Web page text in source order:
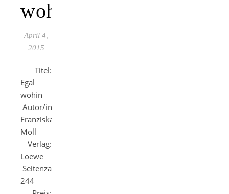
wohin
April 4,
2015
Titel:
Egal
wohin
Autor/in:
Franziska
Moll
Verlag:
Loewe
Seitenzahl:
244